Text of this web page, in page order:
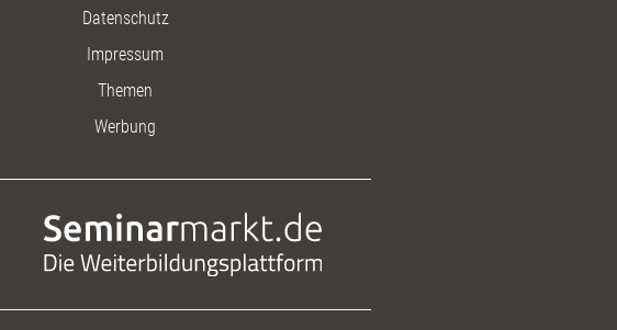
Datenschutz
Impressum
Themen
Werbung